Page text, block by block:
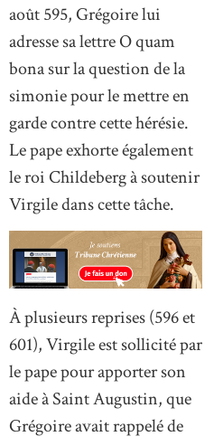
août 595, Grégoire lui
adresse sa lettre O quam
bona sur la question de la
simonie pour le mettre en
garde contre cette hérésie.
Le pape exhorte également
le roi Childeberg à soutenir
Virgile dans cette tâche.
À plusieurs reprises (596 et
601), Virgile est sollicité par
le pape pour apporter son
aide à Saint Augustin, que
Grégoire avait rappelé de